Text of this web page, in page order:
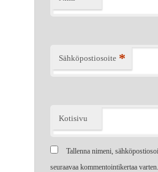
Sähköpostiosoite *
Kotisivu
Tallenna nimeni,
seuraavaa kommentointikertaa varten.